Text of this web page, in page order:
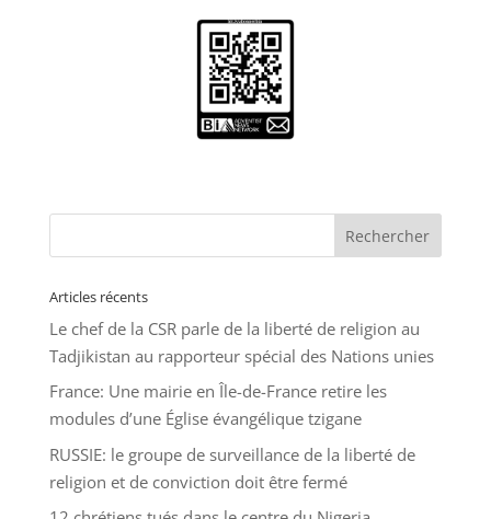
Articles récents
Le chef de la CSR parle de la liberté de religion au
Tadjikistan au rapporteur spécial des Nations unies
France: Une mairie en Île-de-France retire les
modules d’une Église évangélique tzigane
RUSSIE: le groupe de surveillance de la liberté de
religion et de conviction doit être fermé